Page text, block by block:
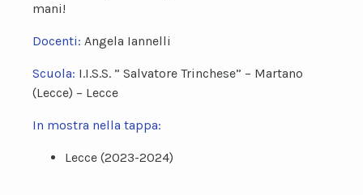
mani!
Docenti: Angela Iannelli
Scuola: I.I.S.S. ” Salvatore Trinchese” – Martano
(Lecce) – Lecce
In mostra nella tappa:
Lecce (2023-2024)